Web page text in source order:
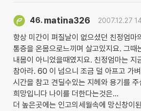
46. matina326 2007.12.27
항상 미간이 펴질날이 없으셨던 친정엄마
통증을 온몸으로느끼며 살고있지요. 그때
내몸이 아니었을때였지요. 친정엄마는 지
참아라. 60 이 넘으니 조금 덜 아프고 가
시간을 참고 견딜수있는 지헤와 용기를
희망입니다 나이를 더한다는것은...
더 높은곳에는 인고의세월속에 망신창이